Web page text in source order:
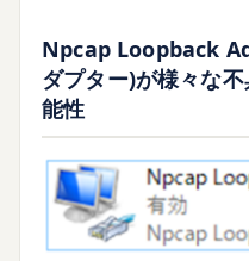
Npcap Loopback
ダプター)が様々な
能性